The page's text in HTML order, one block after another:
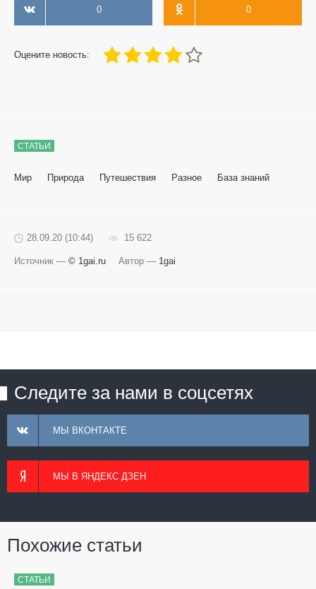
0 0
Оцените новость:
80
1 3 4 5
СТАТЬИ
Мир Природа Путешествия Разное База знаний
28.09.20 (10:44) 15 622
Источник — © 1gai.ru Автор — 1gai
Следите за нами в соцсетях
МЫ ВКОНТАКТЕ
МЫ В ЯНДЕКС ДЗЕН
Похожие статьи
СТАТЬИ